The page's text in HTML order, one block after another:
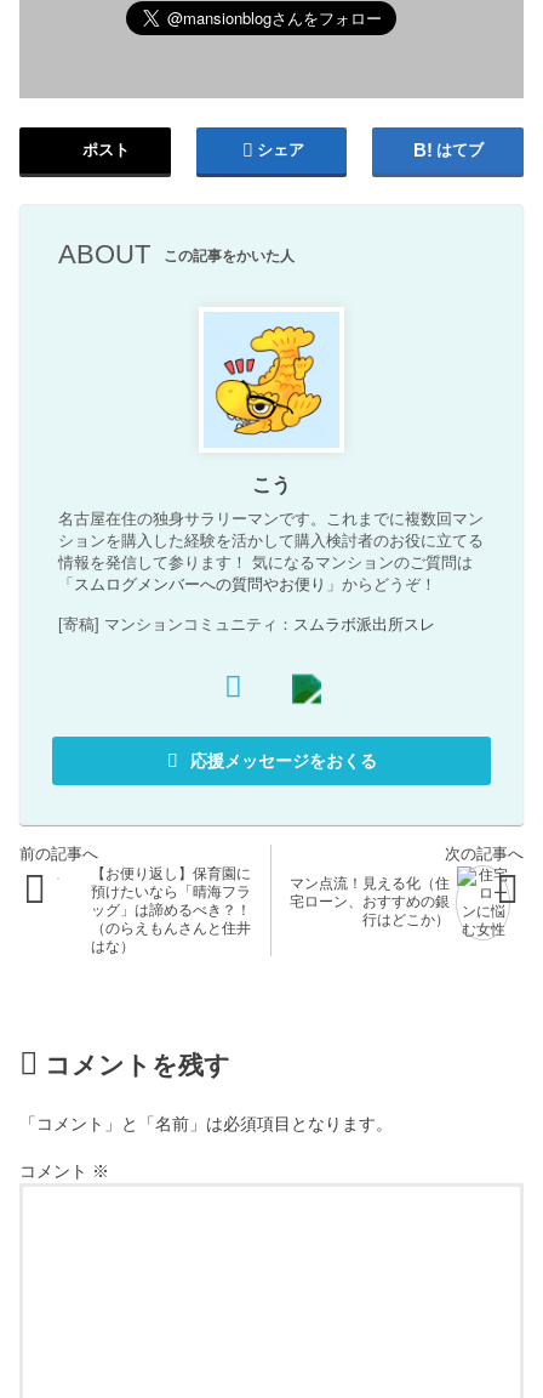
ポスト シェア はてブ
ABOUT この記事をかいた人
こう
名古屋在住の独身サラリーマンです。これまでに複数回マン
ションを購入した経験を活かして購入検討者のお役に立てる
情報を発信して参ります！ 気になるマンションのご質問は
「 スムログメンバーへの質問やお便り 」からどうぞ！
[寄稿] マンションコミュニティ： スムラボ派出所スレ
応援メッセージをおくる
【お便り返し】保育園に
預けたいなら「晴海フラ
ッグ」は諦めるべき？！
（のらえもんさんと住井
はな）
マン点流！見える化（住
宅ローン、おすすめの銀
行はどこか）
コメントを残す
「コメント」と「名前」は必須項目となります。
コメント ※